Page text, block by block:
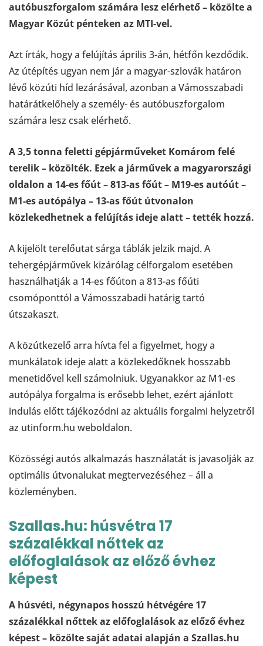
autóbuszforgalom számára lesz elérhető – közölte a
Magyar Közút pénteken az MTI-vel.
Azt írták, hogy a felújítás április 3-án, hétfőn kezdődik.
Az útépítés ugyan nem jár a magyar-szlovák határon
lévő közúti híd lezárásával, azonban a Vámosszabadi
határátkelőhely a személy- és autóbuszforgalom
számára lesz csak elérhető.
A 3,5 tonna feletti gépjárműveket Komárom felé
terelik – közölték. Ezek a járművek a magyarországi
oldalon a 14-es főút – 813-as főút – M19-es autóút –
M1-es autópálya – 13-as főút útvonalon
közlekedhetnek a felújítás ideje alatt – tették hozzá.
A kijelölt terelőutat sárga táblák jelzik majd. A
tehergépjárművek kizárólag célforgalom esetében
használhatják a 14-es főúton a 813-as főúti
csomóponttól a Vámosszabadi határig tartó
útszakaszt.
A közútkezelő arra hívta fel a figyelmet, hogy a
munkálatok ideje alatt a közlekedőknek hosszabb
menetidővel kell számolniuk. Ugyanakkor az M1-es
autópálya forgalma is erősebb lehet, ezért ajánlott
indulás előtt tájékozódni az aktuális forgalmi helyzetről
az utinform.hu weboldalon.
Közösségi autós alkalmazás használatát is javasolják az
optimális útvonalukat megtervezéséhez – áll a
közleményben.
Szallas.hu: húsvétra 17
százalékkal nőttek az
előfoglalások az előző évhez
képest
A húsvéti, négynapos hosszú hétvégére 17
százalékkal nőttek az előfoglalások az előző évhez
képest – közölte saját adatai alapján a Szallas.hu